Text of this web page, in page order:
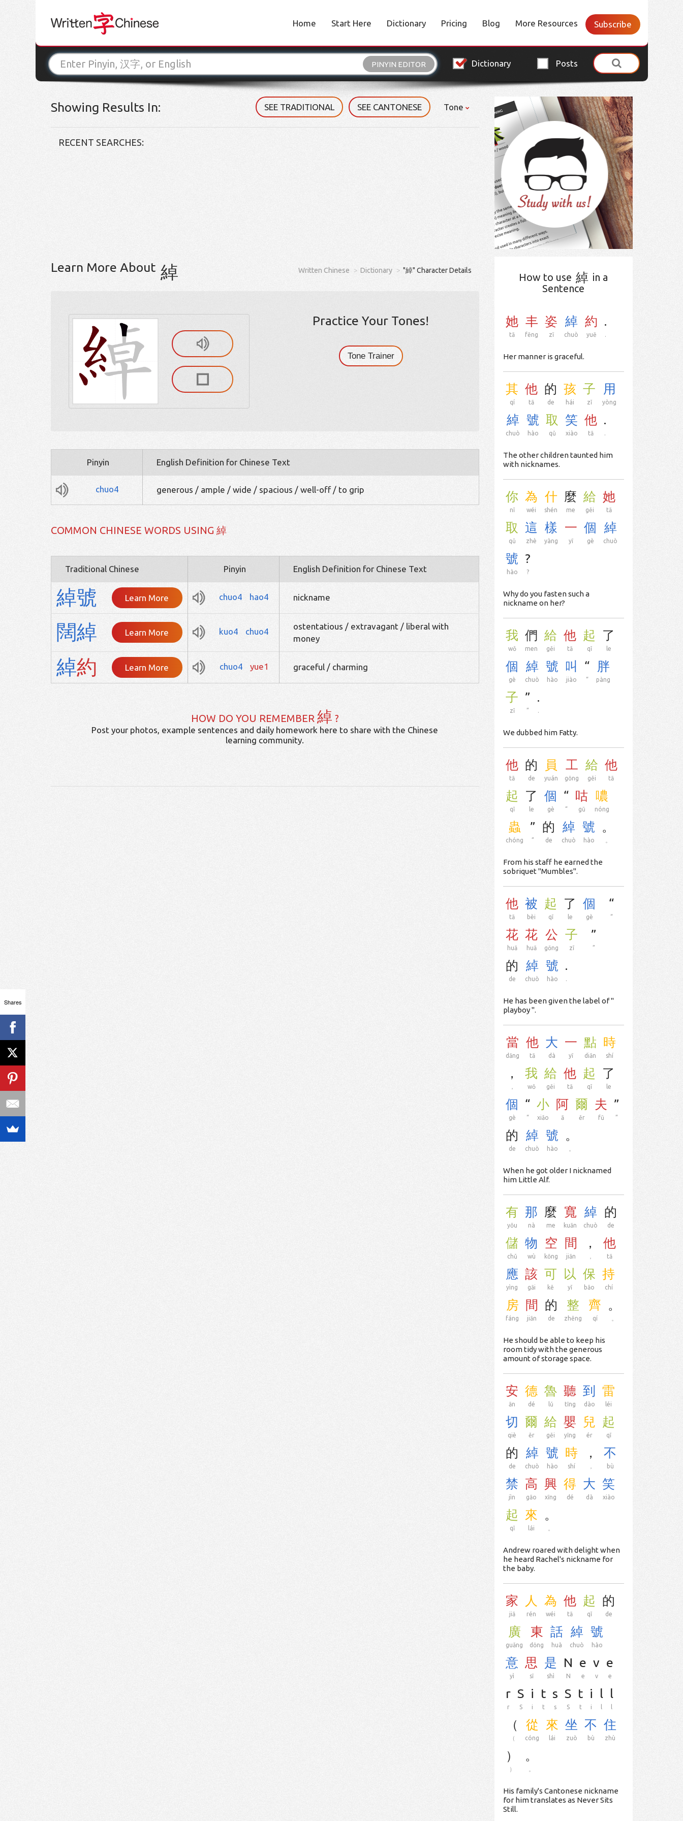
Home Start Here Dictionary Pricing Blog More Resources Subscribe
PINYIN EDITOR Dictionary Posts
Showing Results In: SEE TRADITIONAL SEE CANTONESE Tone
RECENT SEARCHES:
Learn More About 綽 Written Chinese Dictionary "綽" Character Details
Practice Your Tones!
Tone Trainer
Pinyin English Definition for Chinese Text
chuo4 generous / ample / wide / spacious / well-off / to grip
COMMON CHINESE WORDS USING 綽
Traditional Chinese Pinyin English Definition for Chinese Text
綽號 Learn More chuo4 hao4 nickname
闊綽 Learn More kuo4 chuo4
ostentatious / extravagant / liberal with
money
綽約 Learn More chuo4 yue1 graceful / charming
HOW DO YOU REMEMBER 綽 ?
Post your photos, example sentences and daily homework here to share with the Chinese
learning community.
How to use 綽 in a
Sentence
她
tā
丰
fēng
姿
zī
綽
chuò
約
yuē
.
.
Her manner is graceful.
其
qí
他
tā
的
de
孩
hái
子
zǐ
用
yòng
綽
chuò
號
hào
取
qǔ
笑
xiào
他
tā
.
.
The other children taunted him
with nicknames.
你
nǐ
為
wéi
什
shén
麼
me
給
gěi
她
tā
取
qǔ
這
zhè
樣
yàng
一
yī
個
gè
綽
chuò
號
hào
?
?
Why do you fasten such a
nickname on her?
我
wǒ
們
men
給
gěi
他
tā
起
qǐ
了
le
個
gè
綽
chuò
號
hào
叫
jiào
“
“
胖
pàng
子
zǐ
”
”
.
.
We dubbed him Fatty.
他
tā
的
de
員
yuán
工
gōng
給
gěi
他
tā
起
qǐ
了
le
個
gè
“
“
咕
gū
噥
nóng
蟲
chóng
”
”
的
de
綽
chuò
號
hào
。
From his staff he earned the
sobriquet "Mumbles".
他
tā
被
bèi
起
qǐ
了
le
個
gè
“
“
花
huā
花
huā
公
gōng
子
zǐ
”
”
的
de
綽
chuò
號
hào
.
.
He has been given the label of "
playboy ".
當
dāng
他
tā
大
dà
一
yī
點
diǎn
時
shí
，
，
我
wǒ
給
gěi
他
tā
起
qǐ
了
le
個
gè
“
“
小
xiǎo
阿
ā
爾
ěr
夫
fū
”
”
的
de
綽
chuò
號
hào
。
When he got older I nicknamed
him Little Alf.
有
yǒu
那
nà
麼
me
寬
kuān
綽
chuò
的
de
儲
chǔ
物
wù
空
kōng
間
jiān
，
，
他
tā
應
yìng
該
gāi
可
kě
以
yǐ
保
bǎo
持
chí
房
fáng
間
jiān
的
de
整
zhěng
齊
qí
。
He should be able to keep his
room tidy with the generous
amount of storage space.
安
ān
德
dé
魯
lǔ
聽
tīng
到
dào
雷
léi
切
qiè
爾
ěr
給
gěi
嬰
yīng
兒
ér
起
qǐ
的
de
綽
chuò
號
hào
時
shí
，
，
不
bù
禁
jìn
高
gāo
興
xīng
得
dé
大
dà
笑
xiào
起
qǐ
來
lái
。
Andrew roared with delight when
he heard Rachel's nickname for
the baby.
家
jiā
人
rén
為
wéi
他
tā
起
qǐ
的
de
廣
guǎng
東
dōng
話
huà
綽
chuò
號
hào
意
yì
思
sī
是
shì
N
N
e
e
v
v
e
e
r
r
S
S
i
i
t
t
s
s
S
S
t
t
i
i
l l
（
（
從
cóng
來
lái
坐
zuò
不
bù
住
zhù
）
）
。
His family's Cantonese nickname
for him translates as Never Sits
Still.
Shares